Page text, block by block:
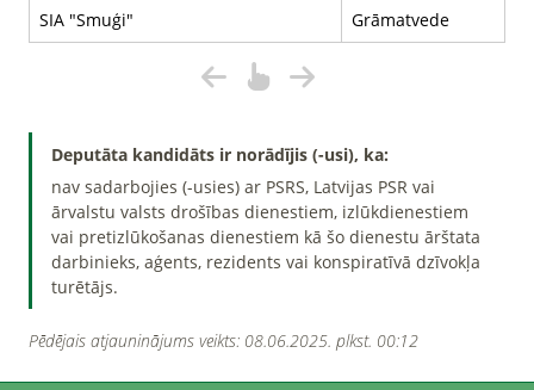
SIA "Smuģi"
Grāmatvede
Deputāta kandidāts ir norādījis (-usi), ka:
nav sadarbojies (-usies) ar PSRS, Latvijas PSR vai
ārvalstu valsts drošības dienestiem, izlūkdienestiem
vai pretizlūkošanas dienestiem kā šo dienestu ārštata
darbinieks, aģents, rezidents vai konspiratīvā dzīvokļa
turētājs.
Pēdējais atjauninājums veikts: 08.06.2025. plkst. 00:12